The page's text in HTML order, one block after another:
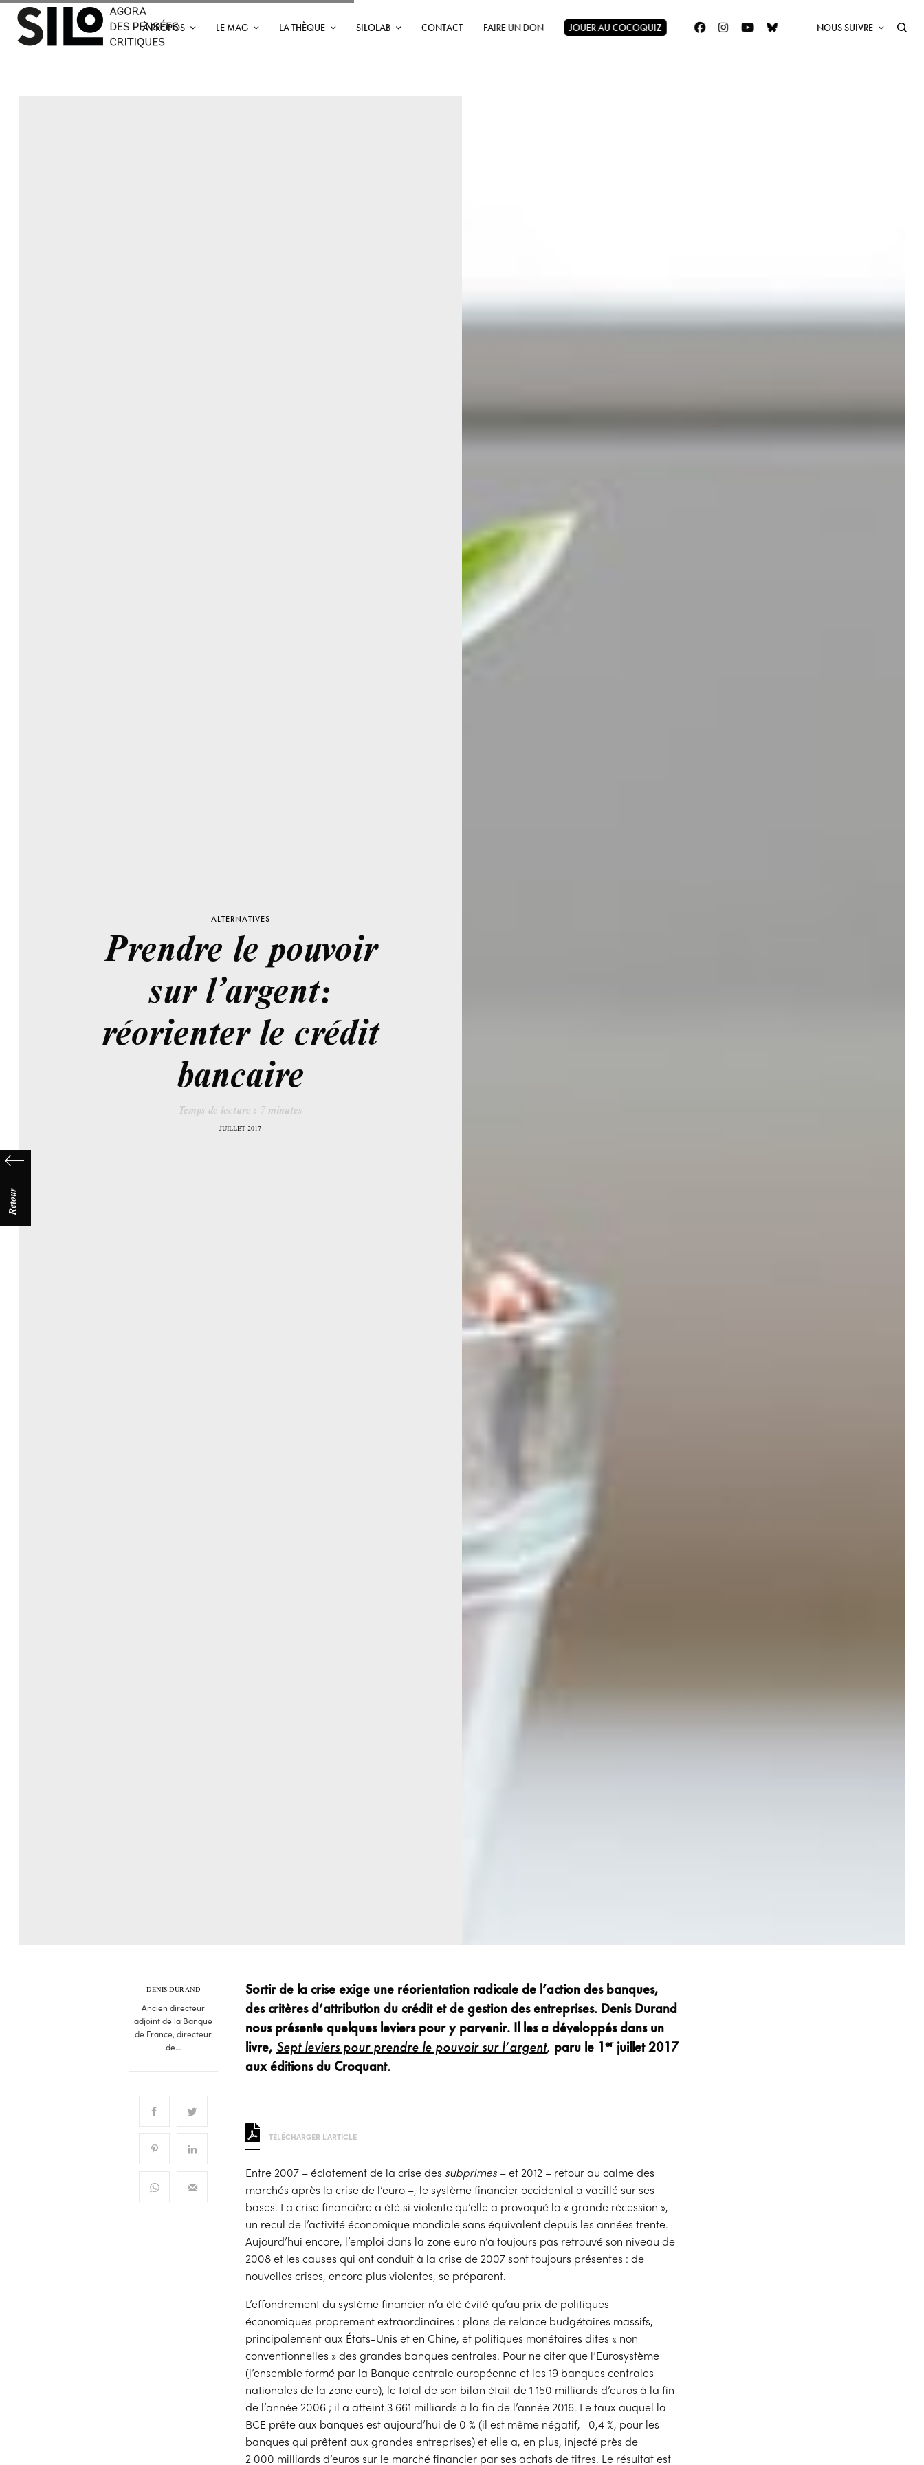
À PROPOS LE MAG LA THÈQUE SILOLAB CONTACT FAIRE UN DON JOUER AU COCOQUIZ NOUS SUIVRE
Retour
ALTERNATIVES
Prendre le pouvoir
sur l’argent:
réorienter le crédit
bancaire
Temps de lecture : 7minutes
JUILLET 2017
DENIS DURAND
Ancien directeur
adjoint de la Banque
de France, directeur
de…
Sortir de la crise exige une réorientation radicale de l’action des banques,
des critères d’attribution du crédit et de gestion des entreprises. Denis Durand
nous présente quelques leviers pour y parvenir. Il les a développés dans un
livre, Sept leviers pour prendre le pouvoir sur l’argent, paru le 1erjuillet 2017
aux éditions du Croquant.
TÉLÉCHARGER L'ARTICLE
Entre 2007 – éclatement de la crise des subprimes – et 2012 – retour au calme des
marchés après la crise de l’euro –, le système financier occidental a vacillé sur ses
bases. La crise financière a été si violente qu’elle a provoqué la « grande récession »,
un recul de l’activité économique mondiale sans équivalent depuis les années trente.
Aujourd’hui encore, l’emploi dans la zone euro n’a toujours pas retrouvé son niveau de
2008 et les causes qui ont conduit à la crise de 2007 sont toujours présentes : de
nouvelles crises, encore plus violentes, se préparent.
L’effondrement du système financier n’a été évité qu’au prix de politiques
économiques proprement extraordinaires : plans de relance budgétaires massifs,
principalement aux États-Unis et en Chine, et politiques monétaires dites « non
conventionnelles » des grandes banques centrales. Pour ne citer que l’Eurosystème
(l’ensemble formé par la Banque centrale européenne et les 19 banques centrales
nationales de la zone euro), le total de son bilan était de 1 150 milliards d’euros à la fin
de l’année 2006 ; il a atteint 3 661 milliards à la fin de l’année 2016. Le taux auquel la
BCE prête aux banques est aujourd’hui de 0 % (il est même négatif, -0,4 %, pour les
banques qui prêtent aux grandes entreprises) et elle a, en plus, injecté près de
2 000 milliards d’euros sur le marché financier par ses achats de titres. Le résultat est